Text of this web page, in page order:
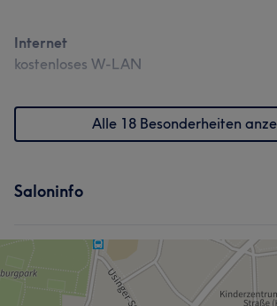
Internet
kostenloses W-LAN
Alle 18 Besonderheiten
Saloninfo